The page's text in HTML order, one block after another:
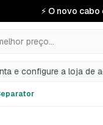
⚡ O novo
preço...
e configure a loja de